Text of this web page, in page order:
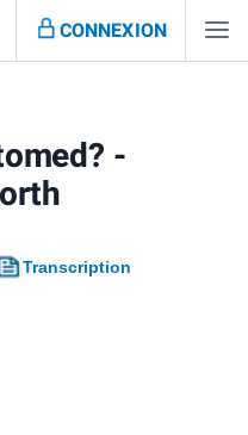
CONNEXION
-
Transcription